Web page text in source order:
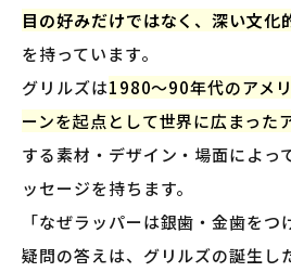
目の好みだけではなく、深い文化
を持っています。
グリルズは1980〜90年代のアメ
ーンを起点として世界に広まった
する素材・デザイン・場面によっ
ッセージを持ちます。
「なぜラッパーは銀歯・金歯をつ
疑問の答えは、グリルズの誕生し